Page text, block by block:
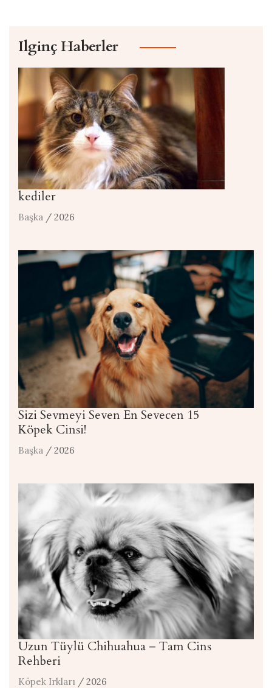
Ilginç Haberler
kediler
Başka / 2026
Sizi Sevmeyi Seven En Sevecen 15
Köpek Cinsi!
Başka / 2026
Uzun Tüylü Chihuahua – Tam Cins
Rehberi
Köpek Irkları / 2026